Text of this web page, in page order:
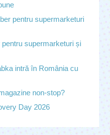
pentru supermarketuri
supermarketuri și
intră în România cu
non-stop?
Day 2026